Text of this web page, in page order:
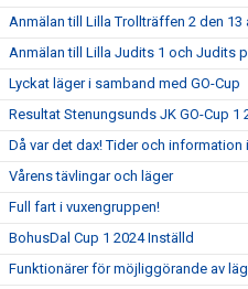
Anmälan till Lilla Trollträffen 2 den 13
Anmälan till Lilla Judits 1 och Judits
Lyckat läger i samband med GO-Cup
Resultat Stenungsunds JK GO-Cup 1
Då var det dax! Tider och information
Vårens tävlingar och läger
Full fart i vuxengruppen!
BohusDal Cup 1 2024 Inställd
Funktionärer för möjliggörande av